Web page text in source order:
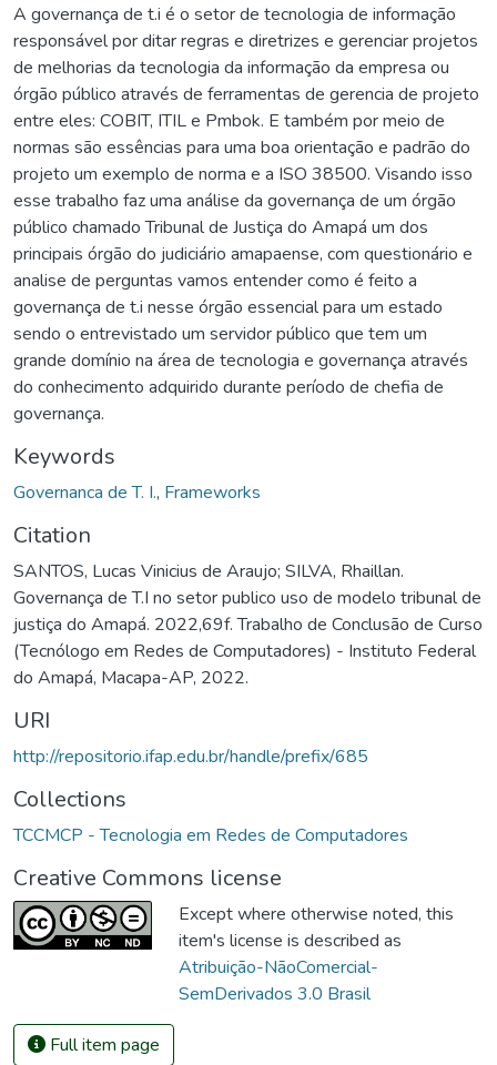
A governança de t.i é o setor de tecnologia de informação
responsável por ditar regras e diretrizes e gerenciar projetos
de melhorias da tecnologia da informação da empresa ou
órgão público através de ferramentas de gerencia de projeto
entre eles: COBIT, ITIL e Pmbok. E também por meio de
normas são essências para uma boa orientação e padrão do
projeto um exemplo de norma e a ISO 38500. Visando isso
esse trabalho faz uma análise da governança de um órgão
público chamado Tribunal de Justiça do Amapá um dos
principais órgão do judiciário amapaense, com questionário e
analise de perguntas vamos entender como é feito a
governança de t.i nesse órgão essencial para um estado
sendo o entrevistado um servidor público que tem um
grande domínio na área de tecnologia e governança através
do conhecimento adquirido durante período de chefia de
governança.
Keywords
Governanca de T. I., Frameworks
Citation
SANTOS, Lucas Vinicius de Araujo; SILVA, Rhaillan.
Governança de T.I no setor publico uso de modelo tribunal de
justiça do Amapá. 2022,69f. Trabalho de Conclusão de Curso
(Tecnólogo em Redes de Computadores) - Instituto Federal
do Amapá, Macapa-AP, 2022.
URI
http://repositorio.ifap.edu.br/handle/prefix/685
Collections
TCCMCP - Tecnologia em Redes de Computadores
Creative Commons license
Except where otherwise noted, this
item's license is described as
Atribuição-NãoComercial-
SemDerivados 3.0 Brasil
Full item page